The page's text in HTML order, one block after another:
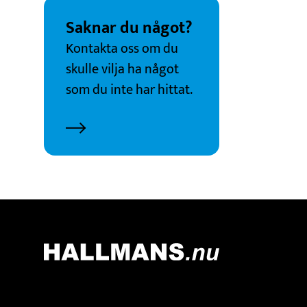
Saknar du något?
Kontakta oss om du
skulle vilja ha något
som du inte har hittat.